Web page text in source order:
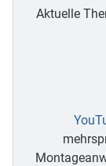
Aktuelle